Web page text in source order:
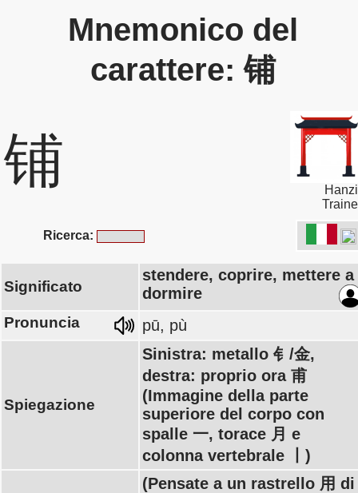
Mnemonico del
carattere: 铺
铺
Ricerca:
Significato
stendere, coprire, mettere a
dormire
Pronuncia pū, pù
Spiegazione
Sinistra: metallo 钅/金,
destra: proprio ora 甫
(Immagine della parte
superiore del corpo con
spalle 一, torace 月 e
colonna vertebrale 丨)
(Pensate a un rastrello 用 di